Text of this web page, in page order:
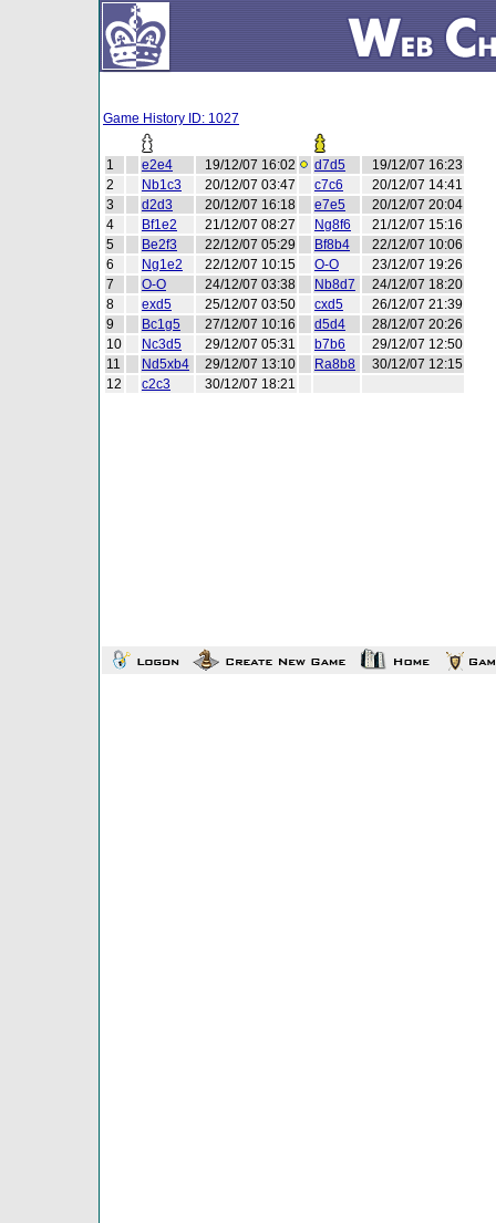
Game History ID: 1027
1 e2e4 19/12/07 16:02 d7d5
19/12/07 16:23
2
Nb1c3 20/12/07 03:47 c7c6
20/12/07 14:41
3
d2d3 20/12/07 16:18 e7e5
20/12/07 20:04
4
Bf1e2 21/12/07 08:27 Ng8f6
21/12/07 15:16
5
Be2f3 22/12/07 05:29 Bf8b4
22/12/07 10:06
6
Ng1e2 22/12/07 10:15 O-O
23/12/07 19:26
7
O-O 24/12/07 03:38 Nb8d7
24/12/07 18:20
8
exd5 25/12/07 03:50 cxd5
26/12/07 21:39
9
Bc1g5 27/12/07 10:16 d5d4
28/12/07 20:26
10
Nc3d5 29/12/07 05:31 b7b6
29/12/07 12:50
11
Nd5xb4 29/12/07 13:10 Ra8b8
30/12/07 12:15
12
c2c3 30/12/07 18:21